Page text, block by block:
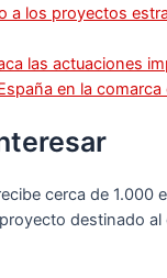
a los proyectos
las actuaciones
en la comarca